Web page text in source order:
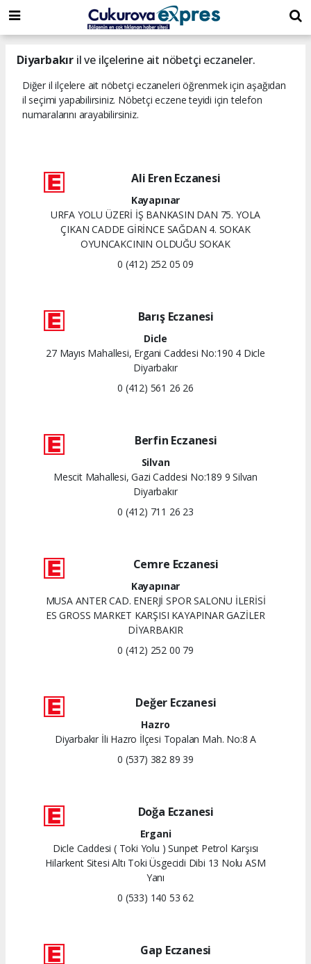
dini
chat
islami
chat
islami
sohbetler
Diyarbakır il ve ilçelerine ait nöbetçi eczaneler.
Diğer il ilçelere ait nöbetçi eczaneleri öğrenmek için aşağıdan
il seçimi yapabilirsiniz. Nöbetçi eczene teyidi için telefon
numaralarını arayabilirsiniz.
Ali Eren Eczanesi
Kayapınar
URFA YOLU ÜZERİ İŞ BANKASIN DAN 75. YOLA
ÇIKAN CADDE GİRİNCE SAĞDAN 4. SOKAK
OYUNCAKCININ OLDUĞU SOKAK
0 (412) 252 05 09
Barış Eczanesi
Dicle
27 Mayıs Mahallesi, Ergani Caddesi No:190 4 Dicle
Diyarbakır
0 (412) 561 26 26
Berfin Eczanesi
Silvan
Mescit Mahallesi, Gazi Caddesi No:189 9 Silvan
Diyarbakır
0 (412) 711 26 23
Cemre Eczanesi
Kayapınar
MUSA ANTER CAD. ENERJİ SPOR SALONU İLERİSİ
ES GROSS MARKET KARŞISI KAYAPINAR GAZİLER
DİYARBAKIR
0 (412) 252 00 79
Değer Eczanesi
Hazro
Diyarbakır İli Hazro İlçesi Topalan Mah. No:8 A
0 (537) 382 89 39
Doğa Eczanesi
Ergani
Dicle Caddesi ( Toki Yolu ) Sunpet Petrol Karşısı
Hilarkent Sitesi Altı Toki Üsgecidi Dibi 13 Nolu ASM
Yanı
0 (533) 140 53 62
Gap Eczanesi